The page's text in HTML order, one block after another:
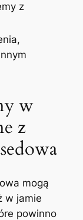
z
w⁢
z
mogą​
w jamie‍
powinno